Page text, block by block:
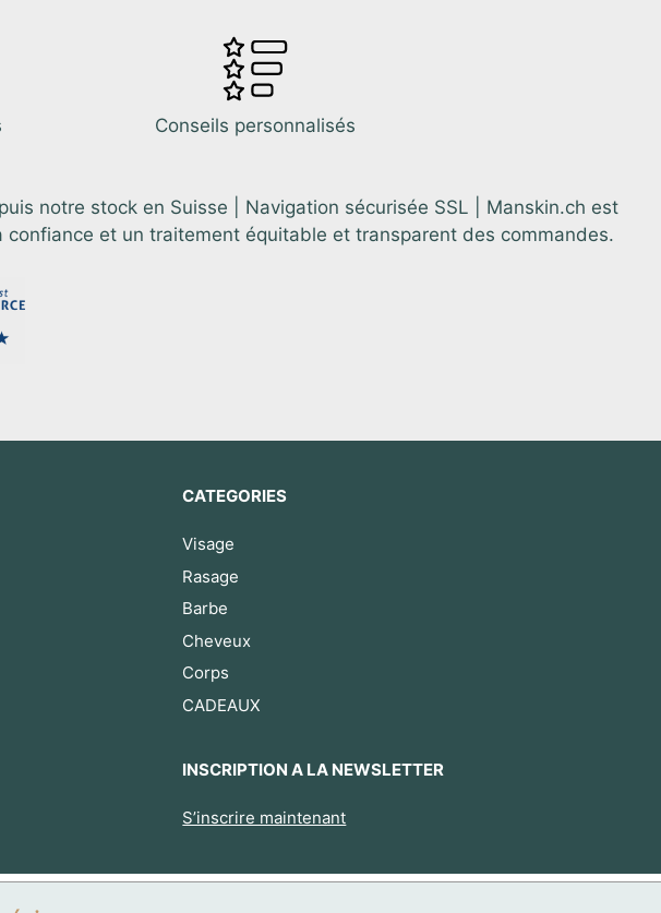
Conseils personnalisés
notre stock en Suisse | Navigation sécurisée SSL | Manskin.ch est
confiance et un traitement équitable et transparent des commandes.
CATEGORIES
Visage
Rasage
Barbe
Cheveux
Corps
CADEAUX
INSCRIPTION A LA NEWSLETTER
S’inscrire maintenant